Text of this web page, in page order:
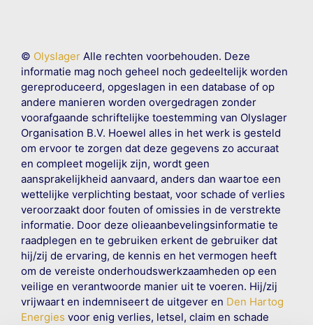
© OlyslagerAlle rechten voorbehouden. Deze
informatie mag noch geheel noch gedeeltelijk worden
gereproduceerd, opgeslagen in een database of op
andere manieren worden overgedragen zonder
voorafgaande schriftelijke toestemming van Olyslager
Organisation B.V. Hoewel alles in het werk is gesteld
om ervoor te zorgen dat deze gegevens zo accuraat
en compleet mogelijk zijn, wordt geen
aansprakelijkheid aanvaard, anders dan waartoe een
wettelijke verplichting bestaat, voor schade of verlies
veroorzaakt door fouten of omissies in de verstrekte
informatie. Door deze olieaanbevelingsinformatie te
raadplegen en te gebruiken erkent de gebruiker dat
hij/zij de ervaring, de kennis en het vermogen heeft
om de vereiste onderhoudswerkzaamheden op een
veilige en verantwoorde manier uit te voeren. Hij/zij
vrijwaart en indemniseert de uitgever en Den Hartog
Energies voor enig verlies, letsel, claim en schade